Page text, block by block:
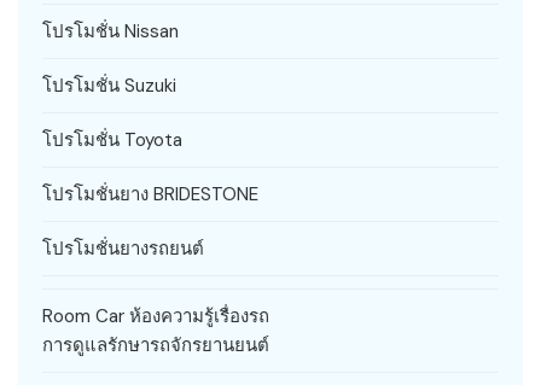
โปรโมชั่น Nissan
โปรโมชั่น Suzuki
โปรโมชั่น Toyota
โปรโมชั่นยาง BRIDESTONE
โปรโมชั่นยางรถยนต์
Room Car ห้องความรู้เรื่องรถ
การดูแลรักษารถจักรยานยนต์